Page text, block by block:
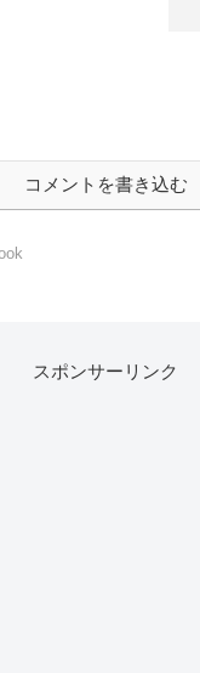
コメントを書き込む
スポンサーリンク